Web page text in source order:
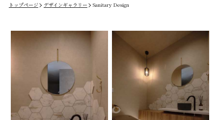
トップページ デザインギャラリー Sanitary Design